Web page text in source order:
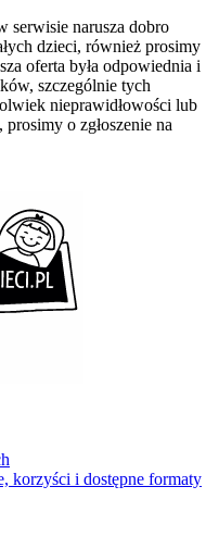
serwisie narusza dobro
dzieci, również prosimy
oferta była odpowiednia i
szczególnie tych
nieprawidłowości lub
o zgłoszenie na
korzyści i dostępne formaty